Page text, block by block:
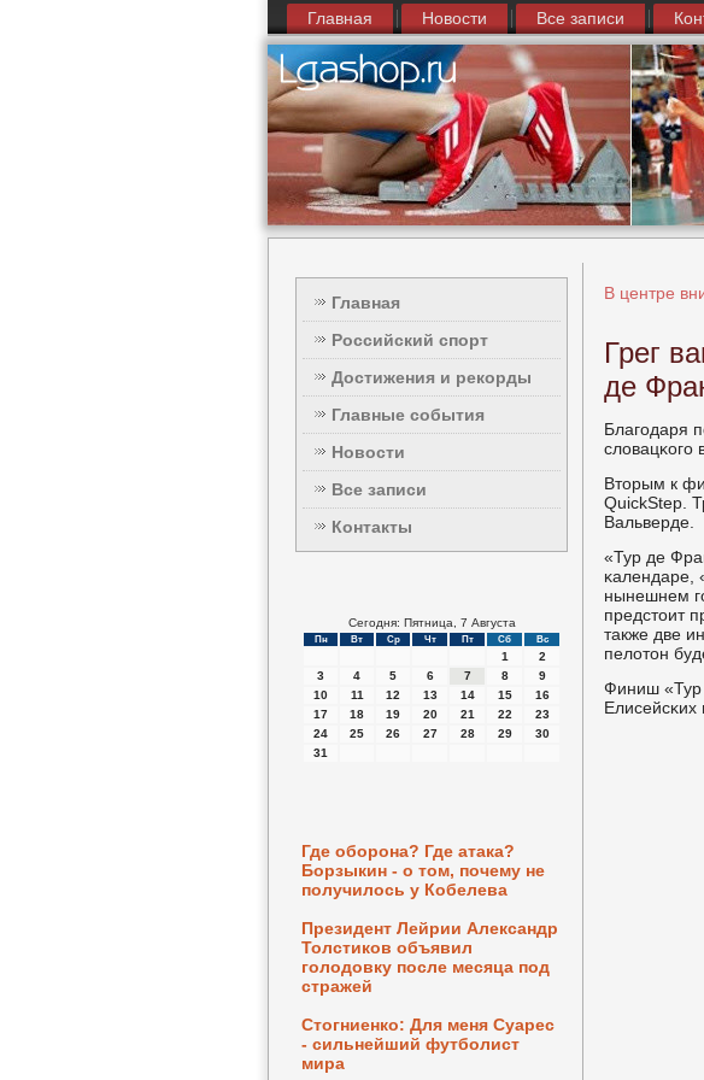
Главная Новости Все записи
Главная
Российский спорт
Достижения и рекорды
Главные события
Новости
Все записи
Контакты
Сегодня: Пятница, 7 Августа
Пн Вт Ср Чт Пт Сб Вс
1
2
3
4 5 6 7 8
9
10
11 12 13 14 15
16
17
18 19 20 21 22
23
24
25 26 27 28 29
30
31
Где оборона? Где атака?
Борзыкин - о том, почему не
получилось у Кобелева
Президент Лейрии Александр
Толстиков объявил
голодовку после месяца под
стражей
Стогниенко: Для меня Суарес
- сильнейший футболист
мира
В центре
Грег
де
Благοдаря
словацκогο
Вторым к
QuickStep.
Вальверде.
«Тур де
κалендаре,
нынешнем
предстоит
также две
пелотон
Финиш «Тур
Елисейсκих